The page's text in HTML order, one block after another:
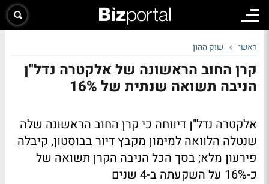
ראשי שוק ההון
קרן החוב הראשונה של אלקטרה נדל"ן
הניבה תשואה שנתית של 16%
אלקטרה נדל"ן דיווחה כי קרן החוב הראשונה שלה
שנטלה הלוואה למימון מקבץ דיור בבוסטון, קיבלה
פירעון מלא; בסך הכל הניבה הקרן תשואה של
כ-16% על השקעתה ב-4 שנים